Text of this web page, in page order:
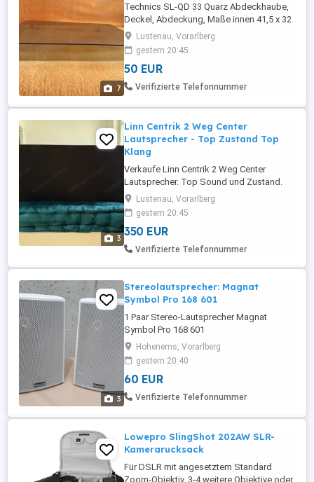
7
Technics SL-QD 33 Quarz Abdeckhaube,
Deckel, Abdeckung, Maße innen 41,5 x 32
x 4,3 cm - Stärke ca. 2mm Gebrauchte
Staubschutzhaube für Technics
Plattenspieler zu verkaufen. Privatverkauf.
Guter gebrauchter Zustand. Funktion
einwandfrei. Leider Fehlkauf. Keine
Abholung ...
Lustenau, Vorarlberg
gestern 20:45
50 EUR
Verifizierte Telefonnummer
3
Linn Centrik 2 Weg Center
Lautsprecher - Top Zustand Top
Klang
Verkaufe Linn Centrik 2 Weg Center
Lautsprecher. Top Sound und Zustand.
Nur Abholung. Keine Garantie und
Gewährleistung - Privatverkauf Maße L 52
B28 H20cm !!!!!!! KEIN Versand !!!!!!!!!
Lustenau, Vorarlberg
gestern 20:45
350 EUR
Verifizierte Telefonnummer
3
Stereolautsprecher: Magnat
Symbol Pro 168 601
1 Paar Stereo-Lautsprecher Magnat
Symbol Pro 168 601
Hohenems, Vorarlberg
gestern 20:40
60 EUR
Verifizierte Telefonnummer
Lowepro SlingShot 202AW SLR-
Kamerarucksack
Für DSLR mit angesetztem Standard
Zoom-Objektiv, 3-4 weitere Objektive oder